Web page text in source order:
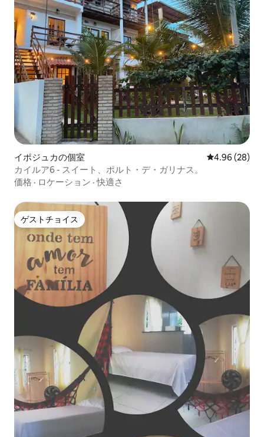
イポジュカの個室 レビュー28
4.96 (28)
カイルア6 - スイート、ポルト・デ・ガリナス。
価格 · ロケーション ·快適さ
ゲストチョイス
ゲストチョイス